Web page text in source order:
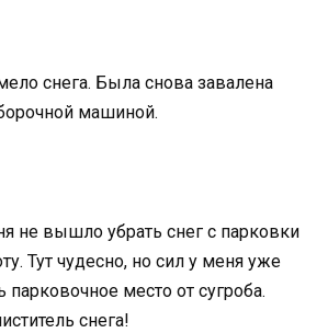
снега. Была снова завалена
машиной.
не вышло убрать снег с парковки
Тут чудесно, но сил у меня уже
парковочное место от сугроба.
снега!